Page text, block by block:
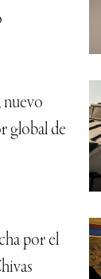
nuevo
global de
por el